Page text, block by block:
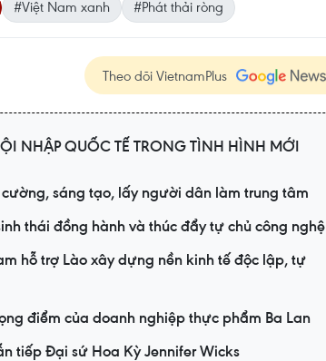
#Việt Nam xanh #Phát thải ròng
Theo dõi VietnamPlus
NHẬP QUỐC TẾ TRONG TÌNH HÌNH MỚI
sáng tạo, lấy người dân làm trung tâm
thái đồng hành và thúc đẩy tự chủ công nghệ
hỗ trợ Lào xây dựng nền kinh tế độc lập, tự
điểm của doanh nghiệp thực phẩm Ba Lan
tiếp Đại sứ Hoa Kỳ Jennifer Wicks